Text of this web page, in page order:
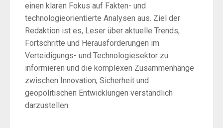
einen klaren Fokus auf Fakten- und
technologieorientierte Analysen aus. Ziel der
Redaktion ist es, Leser über aktuelle Trends,
Fortschritte und Herausforderungen im
Verteidigungs- und Technologiesektor zu
informieren und die komplexen Zusammenhänge
zwischen Innovation, Sicherheit und
geopolitischen Entwicklungen verständlich
darzustellen.